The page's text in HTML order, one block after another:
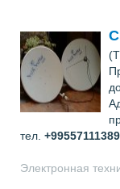
тел.
Электронная